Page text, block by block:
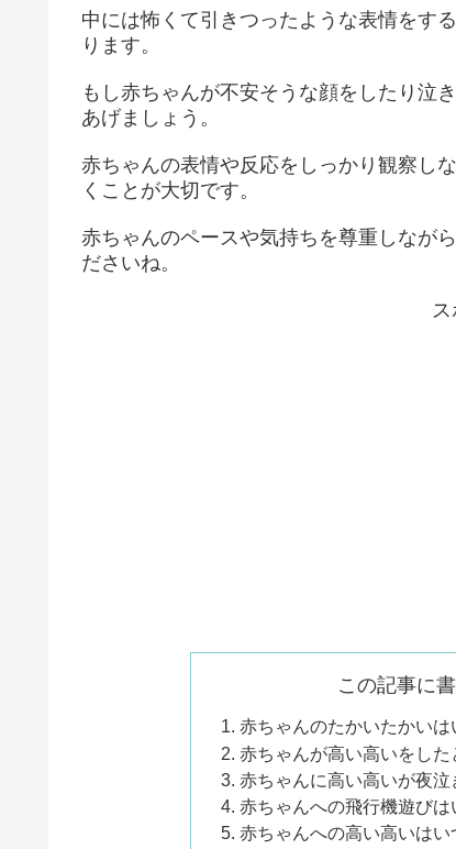
中には怖くて引きつったような表情をす
ります。
もし赤ちゃんが不安そうな顔をしたり泣
あげましょう。
赤ちゃんの表情や反応をしっかり観察し
くことが大切です。
赤ちゃんのペースや気持ちを尊重しなが
ださいね。
この記事に
赤ちゃんのたかいたかいは
赤ちゃんが高い高いをし
赤ちゃんに高い高いが夜
赤ちゃんへの飛行機遊び
赤ちゃんへの高い高いは